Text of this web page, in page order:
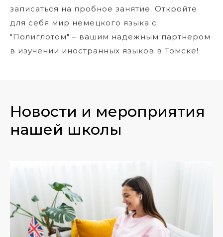
записаться на пробное занятие. Откройте
для себя мир немецкого языка с
"Полиглотом" – вашим надежным партнером
в изучении иностранных языков в Томске!
Новости и мероприятия
нашей школы